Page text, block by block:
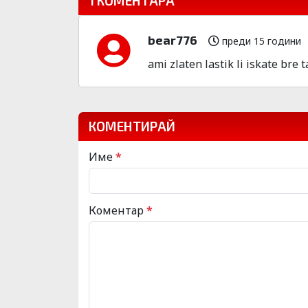
bear776 преди 15 години
ami zlaten lastik li iskate bre
КОМЕНТИРАЙ
Име*
Коментар*